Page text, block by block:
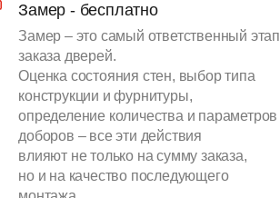
Замер - бесплатно
Замер – это самый ответственный этап
заказа дверей.
Оценка состояния стен, выбор типа
конструкции и фурнитуры,
определение количества и параметров
доборов – все эти действия
влияют не только на сумму заказа,
но и на качество последующего